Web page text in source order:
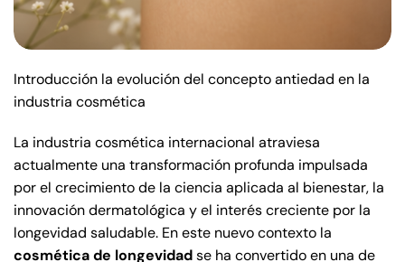
Introducción la evolución del concepto antiedad en la
industria cosmética
La industria cosmética internacional atraviesa
actualmente una transformación profunda impulsada
por el crecimiento de la ciencia aplicada al bienestar, la
innovación dermatológica y el interés creciente por la
longevidad saludable. En este nuevo contexto la
cosmética de longevidadse ha convertido en una de